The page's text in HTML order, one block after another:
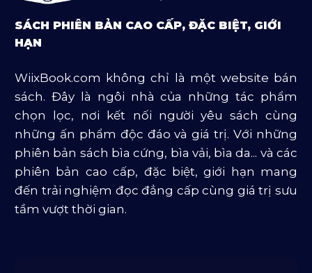
Sách Tôn Giáo
Sản Phẩm Mở Bán
Văn Học Và Lịch Sử
SÁCH PHIÊN BẢN CAO CẤP, ĐẶC BIỆT, GIỚI
HẠN
WiixBook.com không chỉ là một website bán
sách. Đây là ngôi nhà của những tác phẩm
chọn lọc, nơi kết nối người yêu sách cùng
những ấn phẩm độc đáo và giá trị. Với những
phiên bản sách bìa cứng, bìa vải, bìa da... và các
phiên bản cao cấp, đặc biệt, giới hạn mang
đến trải nghiệm đọc đẳng cấp cùng giá trị sưu
tầm vượt thời gian.